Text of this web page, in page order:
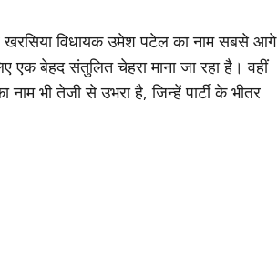
खरसिया विधायक उमेश पटेल का नाम सबसे आगे
बेहद संतुलित चेहरा माना जा रहा है। वहीं
भी तेजी से उभरा है, जिन्हें पार्टी के भीतर